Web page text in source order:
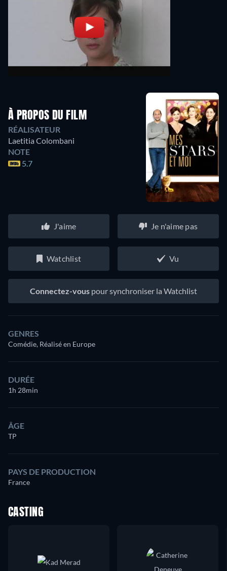
À PROPOS DU FILM
RÉALISATEUR
Laetitia Colombani
NOTE
5.7
J'aime Je n'aime pas
Watchlist Vu
Connectez-vous pour synchroniser la Watchlist
GENRES
Comédie, Réalisé en Europe
DURÉE
1h 28min
ÂGE
TP
PAYS DE PRODUCTION
France
CASTING